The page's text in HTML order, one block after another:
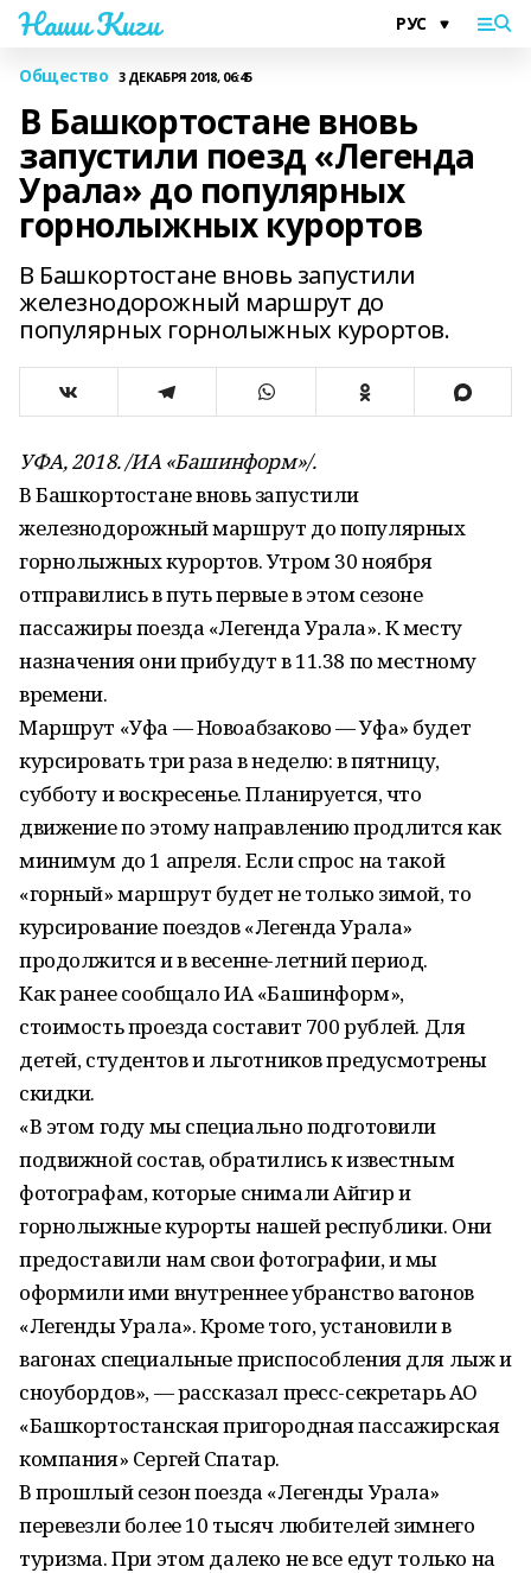
Наши Киги
Общество 3 ДЕКАБРЯ 2018, 06:45
В Башкортостане вновь
запустили поезд «Легенда
Урала» до популярных
горнолыжных курортов
В Башкортостане вновь запустили
железнодорожный маршрут до
популярных горнолыжных курортов.
УФА, 2018. /ИА «Башинформ»/.
В Башкортостане вновь запустили
железнодорожный маршрут до популярных
горнолыжных курортов. Утром 30 ноября
отправились в путь первые в этом сезоне
пассажиры поезда «Легенда Урала». К месту
назначения они прибудут в 11.38 по местному
времени.
Маршрут «Уфа — Новоабзаково — Уфа» будет
курсировать три раза в неделю: в пятницу,
субботу и воскресенье. Планируется, что
движение по этому направлению продлится как
минимум до 1 апреля. Если спрос на такой
«горный» маршрут будет не только зимой, то
курсирование поездов «Легенда Урала»
продолжится и в весенне-летний период.
Как ранее сообщало ИА «Башинформ»,
стоимость проезда составит 700 рублей. Для
детей, студентов и льготников предусмотрены
скидки.
«В этом году мы специально подготовили
подвижной состав, обратились к известным
фотографам, которые снимали Айгир и
горнолыжные курорты нашей республики. Они
предоставили нам свои фотографии, и мы
оформили ими внутреннее убранство вагонов
«Легенды Урала». Кроме того, установили в
вагонах специальные приспособления для лыж и
сноубордов», — рассказал пресс-секретарь АО
«Башкортостанская пригородная пассажирская
компания» Сергей Спатар.
В прошлый сезон поезда «Легенды Урала»
перевезли более 10 тысяч любителей зимнего
туризма. При этом далеко не все едут только на